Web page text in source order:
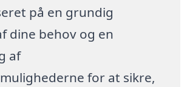
på en grundig
dine behov og en
af
for at sikre,